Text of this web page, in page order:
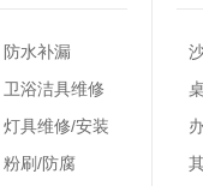
防水补漏
卫浴洁具维修
灯具维修/安装
粉刷/防腐